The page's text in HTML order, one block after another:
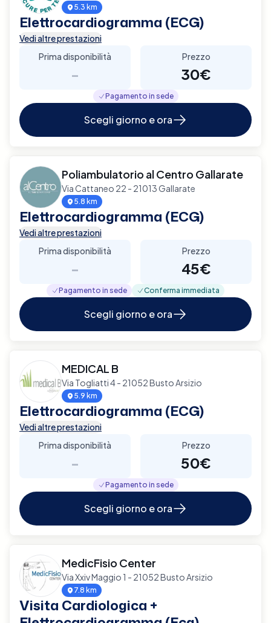
5.3 km
Elettrocardiogramma (ECG)
Vedi altre prestazioni
Prima disponibilità
-
Prezzo
30€
Pagamento in sede
Scegli giorno e ora
Poliambulatorio al Centro Gallarate
Via Cattaneo 22 - 21013 Gallarate
5.8 km
Elettrocardiogramma (ECG)
Vedi altre prestazioni
Prima disponibilità
-
Prezzo
45€
Pagamento in sede Conferma immediata
Scegli giorno e ora
MEDICAL B
Via Togliatti 4 - 21052 Busto Arsizio
5.9 km
Elettrocardiogramma (ECG)
Vedi altre prestazioni
Prima disponibilità
-
Prezzo
50€
Pagamento in sede
Scegli giorno e ora
MedicFisio Center
Via Xxiv Maggio 1 - 21052 Busto Arsizio
7.8 km
Visita Cardiologica +